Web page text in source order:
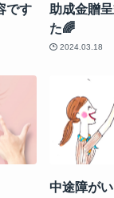
です
助成金贈
た🌈
2024.03.18
中途障が